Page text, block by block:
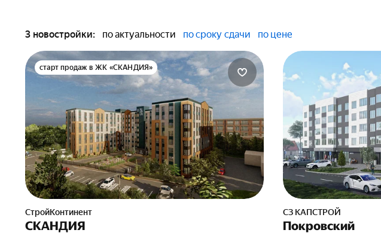
3 новостройки: по актуальности по сроку сдачи по цене
старт продаж в ЖК «СКАНДИЯ»
СтройКонтинент
СКАНДИЯ
СЗ КАПСТРОЙ
Покровский